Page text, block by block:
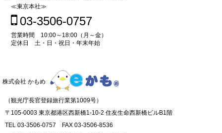
≪東京本社≫
03-3506-0757
営業時間 10:00～18:00（月～金）
定休日 土・日・祝日・年末年始
株式会社 かもめ
（観光庁長官登録旅行業第1009号）
〒105-0003 東京都港区西新橋1-10-2 住友生命西新橋ビルB1階
TEL 03-3506-0757 FAX 03-3506-8536